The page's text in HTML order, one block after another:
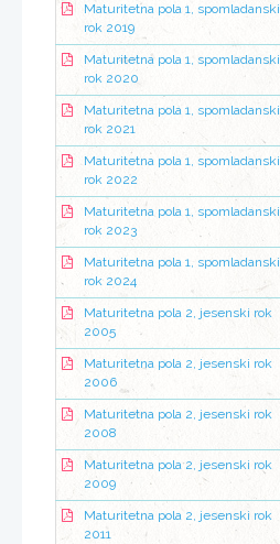
Maturitetna pola 1, spomladanski
rok 2019
Maturitetna pola 1, spomladanski
rok 2020
Maturitetna pola 1, spomladanski
rok 2021
Maturitetna pola 1, spomladanski
rok 2022
Maturitetna pola 1, spomladanski
rok 2023
Maturitetna pola 1, spomladanski
rok 2024
Maturitetna pola 2, jesenski rok
2005
Maturitetna pola 2, jesenski rok
2006
Maturitetna pola 2, jesenski rok
2008
Maturitetna pola 2, jesenski rok
2009
Maturitetna pola 2, jesenski rok
2011